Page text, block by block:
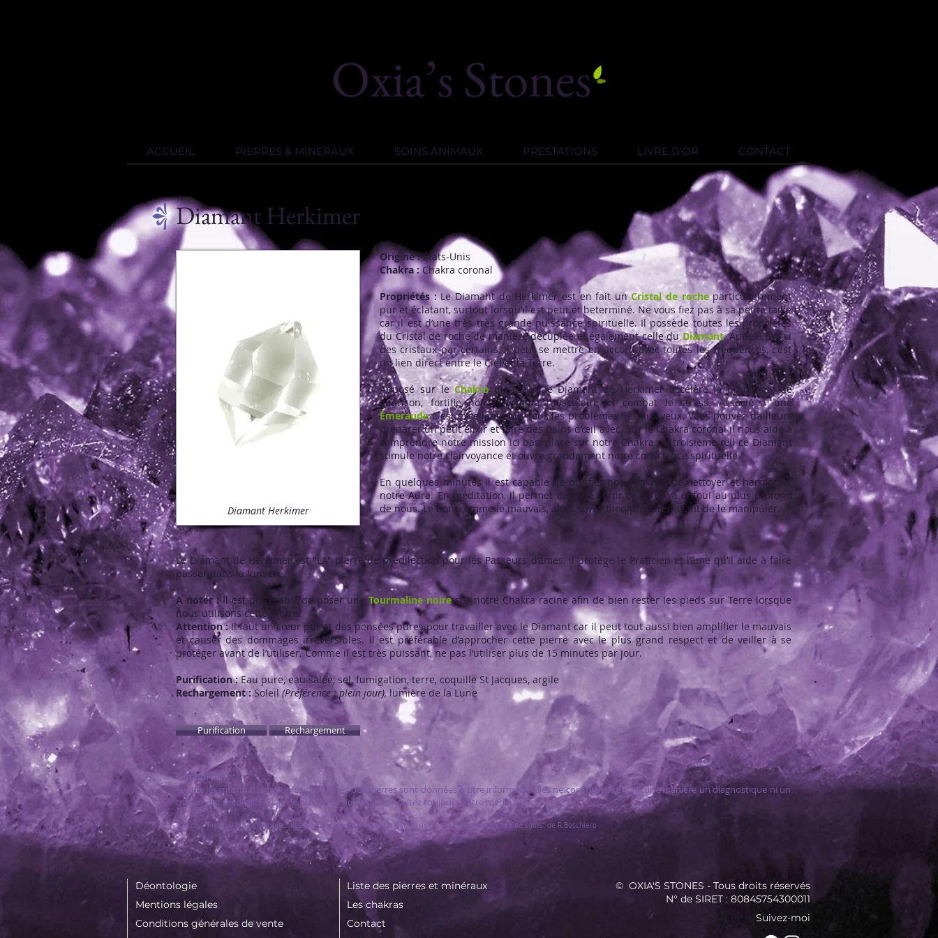
ACCUEIL PIERRES & MINÉRAUX SOINS ANIMAUX PRESTATIONS LIVRE D'OR CONTACT
Diamant Herkimer
Diamant Herkimer
Origine :États-Unis
Chakra : Chakra coronal
Propriétés :Le Diamant de Herkimer est en fait unCristal de rocheparticulièrement
pur et éclatant, surtout lorsqu’il est petit et beterminé. Ne vous fiez pas à sa petite taille
car il est d’une très très grande puissance spirituelle. Il possède toutes les propriétés
du Cristal de roche de manière décuplée et également celle duDiamant. Appelé le Roi
des cristaux par certains, il peut se mettre en accord avec toutes les fréquences, c’est
un lien direct entre le Ciel et la Terre.
Apposé sur leChakradu cœur, le Diamant de Herkimer accélère le processus de
guérison, fortifie notre système musculaire et combat le stress. Associé à une
Émeraudeil est excellent pour tous les problèmes liés aux yeux. Vous pouvez d’ailleurs
préparer un petit élixir et faire des bains d’œil avec. Sur le Chakra coronal il nous aide à
comprendre notre mission ici bas, placé sur notre Chakra du troisième œil ce Diamant
stimule notre clairvoyance et ouvre grandement notre conscience spirituelle.
En quelques minutes il est capable de purifier nos Chakras, de nettoyer et harmonier
notre Aura. En méditation, il permet de faire sortir ce qu’il y a enfoui au plus profond
de nous. Le bon, comme le mauvais, alors soyez bien préparer avant de le manipuler.
Le Diamant de Herkimer est "LA" pierre de prédilection pour les Passeurs d’âmes, il protège le Praticien et l’âme qu’il aide à faire
passer dans la lumière.
A noter :Il est préférable de poser uneTourmaline noiresur notre Chakra racine afin de bien rester les pieds sur Terre lorsque
nous utilisons cette pierre.
Attention :Il faut un cœur pur et des pensées pures pour travailler avec le Diamant car il peut tout aussi bien amplifier le mauvais
et causer des dommages irréversibles. Il est préférable d’approcher cette pierre avec le plus grand respect et de veiller à se
protéger avant de l’utiliser. Comme il est très puissant, ne pas l’utiliser plus de 15 minutes par jour.
Purification :Eau pure, eau salée, sel, fumigation, terre, coquille St Jacques, argile
Rechargement :Soleil(Préférence : plein jour),lumière de la Lune
Purification Rechargement
* Important :
Toutes les informations sur les propriétés des pierres sont données à titre informatif. Elles ne constituent en aucune manière un diagnostique ni un
traitement médical. En cas de problème de santé, consultez toujours votre médecin.
Source : "Propriétés énergétiques des pierres et des cristaux" de J.M. Garnier / "Le guide des pierres de soins" de R.Boschiero
Déontologie
Mentions légales
Conditions générales de vente
Liste des pierres et minéraux
Les chakras
Contact
© OXIA'S STONES - Tous droits réservés
N° de SIRET : 80845754300011
Suivez-moi